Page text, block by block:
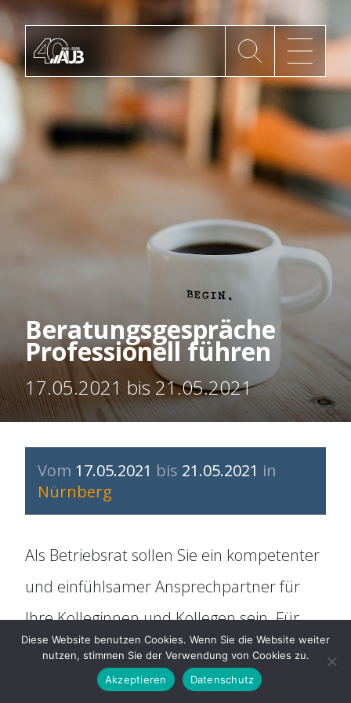
Mitgliedschaft
Organisation
Historie
Für Arbeitnehmer
ARAG Rechtsschutz
Rechtsberatung
Beratungsgespräche
Professionell führen
17.05.2021 bis 21.05.2021
Vom 17.05.2021 bis 21.05.2021 in
Nürnberg
Als Betriebsrat sollen Sie ein kompetenter
und einfühlsamer Ansprechpartner für
Ihre Kolleginnen und Kollegen sein. Für
professionelle Beratungsgespräche
brauchen Sie nicht nur fundiertes
Diese Website benutzen Cookies. Wenn Sie die Website weiter
nutzen, stimmen Sie der Verwendung von Cookies zu.
Akzeptieren
Datenschutz